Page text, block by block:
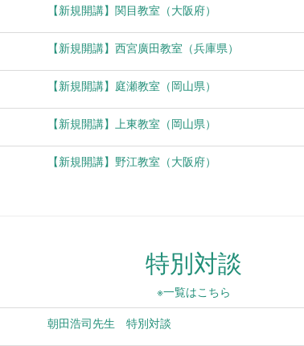
【新規開講】関目教室（大阪府）
【新規開講】西宮廣田教室（兵庫県）
【新規開講】庭瀬教室（岡山県）
【新規開講】上東教室（岡山県）
【新規開講】野江教室（大阪府）
特別対談
※一覧はこちら
朝田浩司先生 特別対談